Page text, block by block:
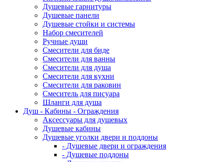
Душевые гарнитуры
Душевые панели
Душевые стойки и системы
Набор смесителей
Ручные души
Смесители для биде
Смесители для ванны
Смесители для душа
Смесители для кухни
Смесители для раковин
Смеситель для писуара
Шланги для душа
Душ - Кабины - Ограждения
Аксессуары для душевых
Душевые кабины
Душевые уголки двери и поддоны
- Душевые двери и ограждения
- Душевые поддоны